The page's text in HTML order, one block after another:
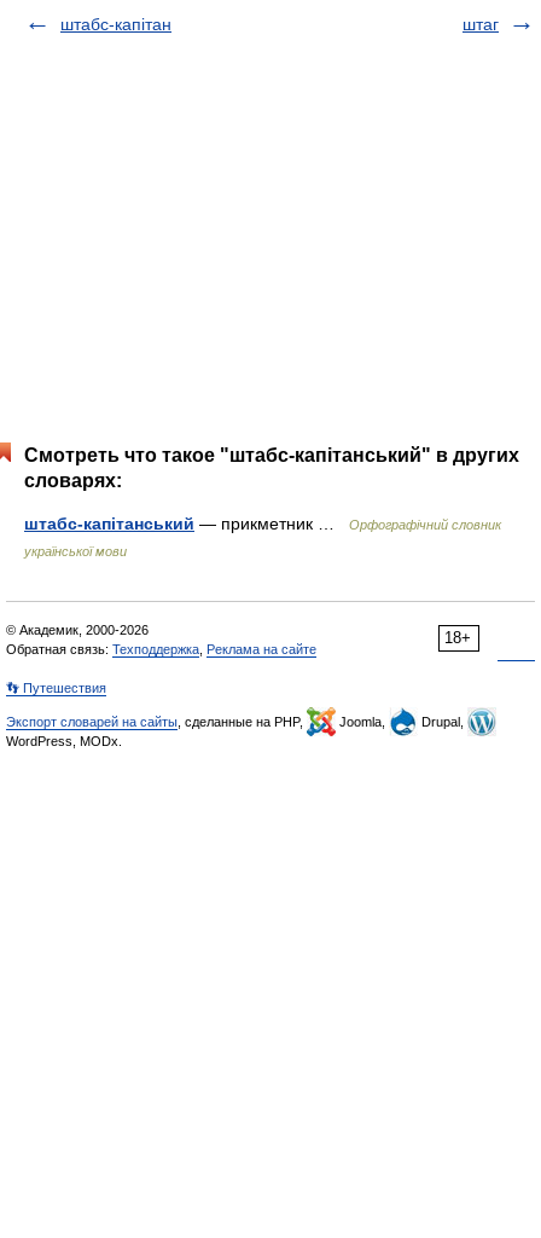
штабс-капітан
штаг
Смотреть что такое "штабс-капітанський" в других
словарях:
штабс-капітанський — прикметник …
Орфографічний словник
української мови
18+
© Академик, 2000-2026
Обратная связь: Техподдержка Реклама на сайте
👣 Путешествия
Экспорт словарей на сайты , сделанные на PHP, Joomla,
Drupal,
WordPress, MODx.